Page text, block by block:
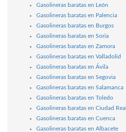
Gasolineras baratas en León
Gasolineras baratas en Palencia
Gasolineras baratas en Burgos
Gasolineras baratas en Soria
Gasolineras baratas en Zamora
Gasolineras baratas en Valladolid
Gasolineras baratas en Ávila
Gasolineras baratas en Segovia
Gasolineras baratas en Salamanca
Gasolineras baratas en Toledo
Gasolineras baratas en Ciudad Real
Gasolineras baratas en Cuenca
Gasolineras baratas en Albacete